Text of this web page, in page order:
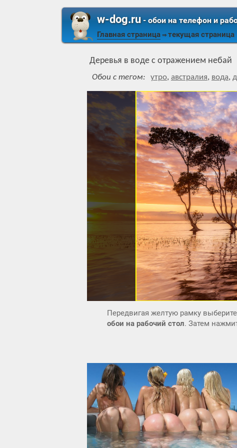
w-dog.ru- обои на телефон и
Главная страница ⇒ текущая страница
Деревья в воде с отражением небай
Обои с тегом: утро, австралия, вода,
Передвигая желтую рамку
обои на рабочий стол. Затем